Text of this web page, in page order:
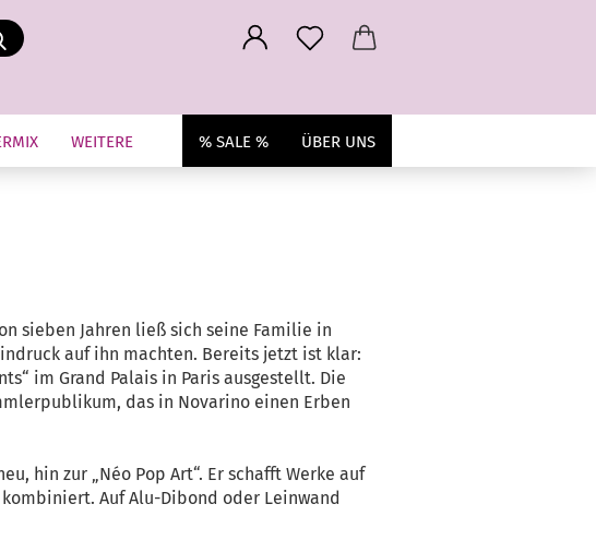
Suche...
% SALE % ÜBER UNS
WEITERE
sieben Jahren ließ sich seine Familie in
auf ihn machten. Bereits jetzt ist klar:
im Grand Palais in Paris ausgestellt. Die
das in Novarino einen Erben
hin zur „Néo Pop Art“. Er schafft Werke auf
Auf Alu-Dibond oder Leinwand